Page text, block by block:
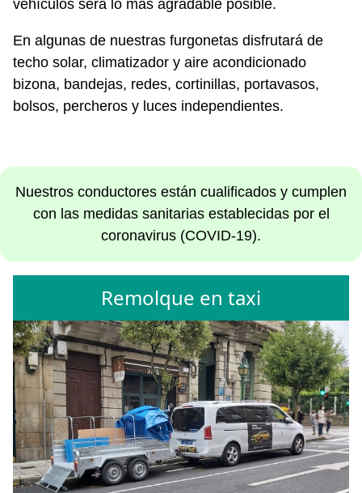
vehículos será lo más agradable posible.
En algunas de nuestras furgonetas disfrutará de
techo solar, climatizador y aire acondicionado
bizona, bandejas, redes, cortinillas, portavasos,
bolsos, percheros y luces independientes.
Nuestros conductores están cualificados y cumplen
con las medidas sanitarias establecidas por el
coronavirus (COVID-19).
Remolque en taxi